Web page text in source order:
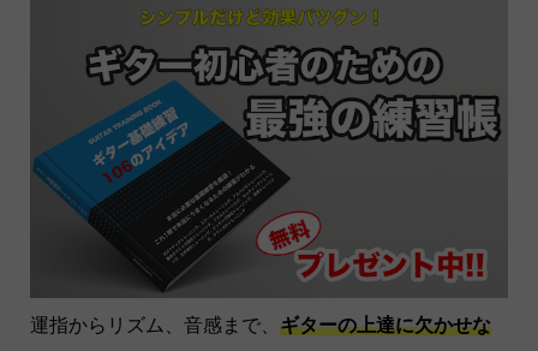
運指からリズム、音感まで、 ギターの上達に欠かせな